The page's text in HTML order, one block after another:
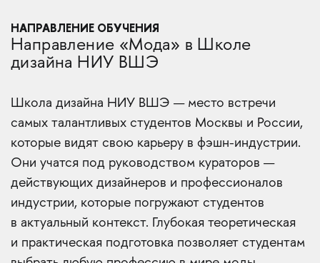
НАПРАВЛЕНИЕ ОБУЧЕНИЯ
Направление «Мода» в Школе
дизайна НИУ ВШЭ
Школа дизайна НИУ ВШЭ — место встречи
самых талантливых студентов Москвы и России,
которые видят свою карьеру в фэшн-индустрии.
Они учатся под руководством кураторов —
действующих дизайнеров и профессионалов
индустрии, которые погружают студентов
в актуальный контекст. Глубокая теоретическая
и практическая подготовка позволяет студентам